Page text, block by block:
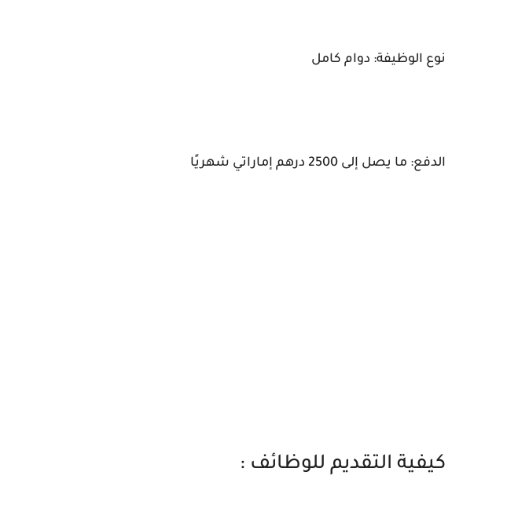
نوع الوظيفة: دوام كامل
الدفع: ما يصل إلى 2500 درهم إماراتي شهريًا
كيفية التقديم للوظائف :